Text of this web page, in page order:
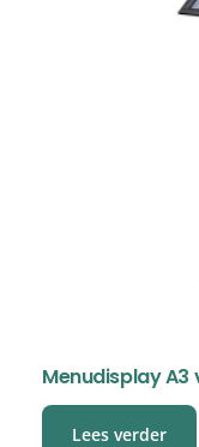
Menudisplay
Lees verder